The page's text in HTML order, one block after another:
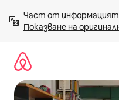
към
съдържанието
Показване на